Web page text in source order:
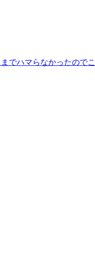
でハマらなかったので